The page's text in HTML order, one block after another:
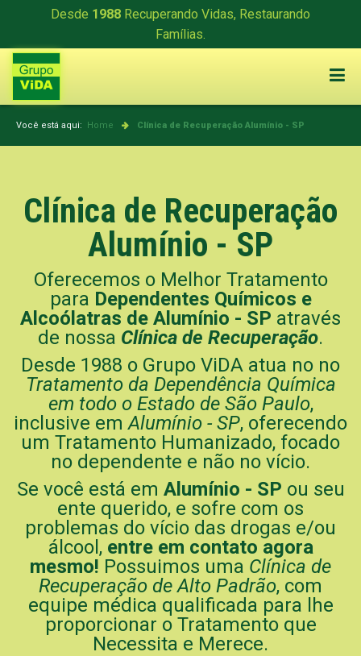
Desde 1988 Recuperando Vidas, Restaurando
Famílias.
Você está aqui: Home Clínica de Recuperação Alumínio - SP
Clínica de Recuperação
Alumínio - SP
Oferecemos o Melhor Tratamento
para Dependentes Químicos e
Alcoólatras de Alumínio - SP através
de nossa Clínica de Recuperação.
Desde 1988 o Grupo ViDA atua no no
Tratamento da Dependência Química
em todo o Estado de São Paulo,
inclusive emAlumínio - SP, oferecendo
um Tratamento Humanizado, focado
no dependente e não no vício.
Se você está em Alumínio - SP ou seu
ente querido, e sofre com os
problemas do vício das drogas e/ou
álcool, entre em contato agora
mesmo! Possuimos uma Clínica de
Recuperação de Alto Padrão, com
equipe médica qualificada para lhe
proporcionar o Tratamento que
Necessita e Merece.